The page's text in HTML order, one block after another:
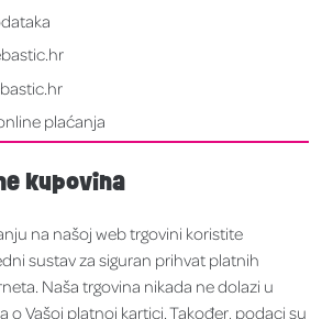
plaćanja
kupovina
na našoj web trgovini koristite
sustav za siguran prihvat platnih
Naša trgovina nikada ne dolazi u
o Vašoj platnoj kartici. Također, podaci su